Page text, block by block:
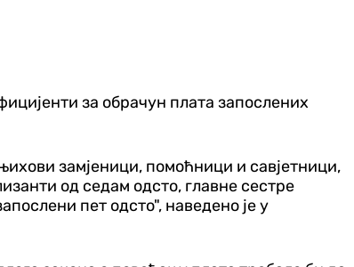
за обрачун плата запослених
замјеници, помоћници и савјетници,
од седам одсто, главне сестре
пет одсто", наведено је у